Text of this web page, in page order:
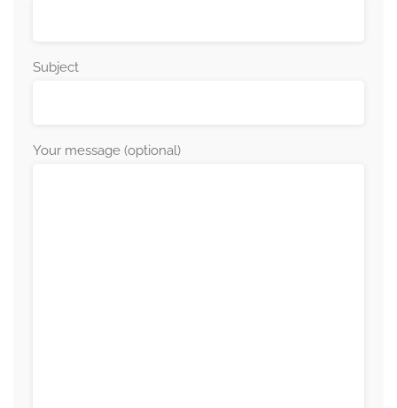
Subject
Your message (optional)